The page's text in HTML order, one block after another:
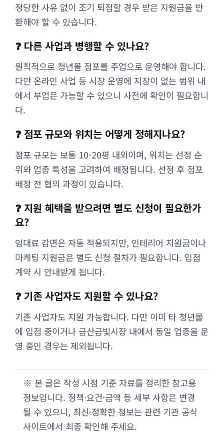
정당한 사유 없이 조기 퇴점할 경우 받은 지원금을 반
환해야 할 수 있습니다.
❓ 다른 사업과 병행할 수 있나요?
원칙적으로 청년몰 점포를 주업으로 운영해야 합니다.
다만 온라인 사업 등 시장 운영에 지장이 없는 범위 내
에서 부업은 가능할 수 있으니 사전에 확인이 필요합니
다.
❓ 점포 규모와 위치는 어떻게 정해지나요?
점포 규모는 보통 10-20평 내외이며, 위치는 선정 순
위와 업종 특성을 고려하여 배정됩니다. 선정 후 점포
배정 전 협의 과정이 있습니다.
❓ 지원 혜택을 받으려면 별도 신청이 필요한가
요?
임대료 감면은 자동 적용되지만, 인테리어 지원금이나
마케팅 지원금은 별도 신청 절차가 필요합니다. 입점
계약 시 안내받게 됩니다.
❓ 기존 사업자도 지원할 수 있나요?
기존 사업자도 지원 가능합니다. 다만 이미 타 청년몰
에 입점 중이거나 금산금빛시장 내에서 동일 업종을 운
영 중인 경우는 제외됩니다.
※ 본 글은 작성 시점 기준 자료를 정리한 참고용
정보입니다. 정책·요건·금액 등 세부 사항은 변경
될 수 있으니, 최신·정확한 정보는 관련 기관 공식
사이트에서 최종 확인해 주세요.